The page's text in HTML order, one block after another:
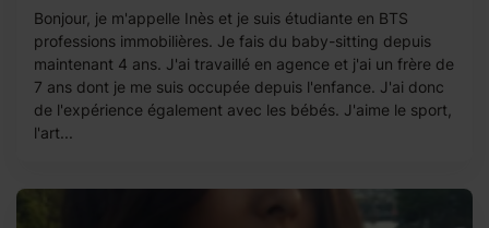
Bonjour, je m'appelle Inès et je suis étudiante en BTS
professions immobilières. Je fais du baby-sitting depuis
maintenant 4 ans. J'ai travaillé en agence et j'ai un frère de
7 ans dont je me suis occupée depuis l'enfance. J'ai donc
de l'expérience également avec les bébés. J'aime le sport,
l'art...